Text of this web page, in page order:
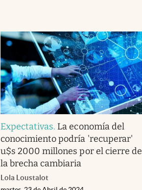
Expectativas. La economía del
conocimiento podría 'recuperar'
u$s 2000 millones por el cierre de
la brecha cambiaria
Lola Loustalot